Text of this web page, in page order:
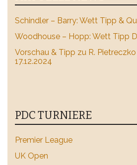
Schindler – Barry: Wett Tipp &
Woodhouse – Hopp: Wett Tipp
Vorschau & Tipp zu R.
17.12.2024
PDC TURNIERE
Premier League
UK Open